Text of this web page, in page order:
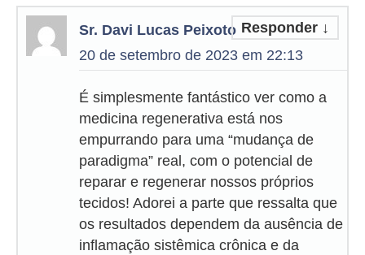
Sr. Davi Lucas Peixoto
20 de setembro de 2023 em 22:13
Responder ↓
É simplesmente fantástico ver como a
medicina regenerativa está nos
empurrando para uma “mudança de
paradigma” real, com o potencial de
reparar e regenerar nossos próprios
tecidos! Adorei a parte que ressalta que
os resultados dependem da ausência de
inflamação sistêmica crônica e da